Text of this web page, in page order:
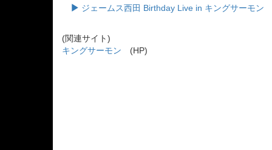
ジェームス西田 Birthday Live in キングサーモン
(関連サイト)
キングサーモン (HP)